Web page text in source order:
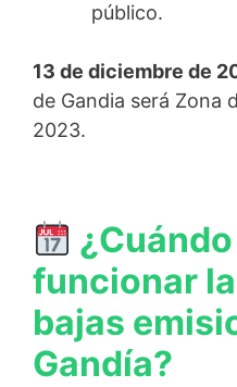
público.
13 de diciembre de
de Gandia será Zona
2023.
funcionar
bajas
Gandía?